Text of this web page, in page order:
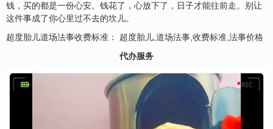
钱，买的都是一份心安。钱花了，心放下了，日子才能往前走。别让
这件事成了你心里过不去的坎儿。
超度胎儿道场法事收费标准： 超度胎儿,道场法事,收费标准,法事价格
代办服务